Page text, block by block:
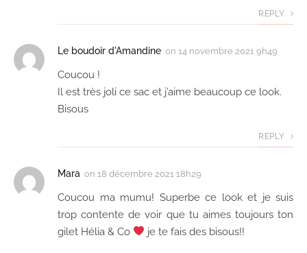
REPLY
Le boudoir d'Amandine on 14 novembre 2021 9h49
Coucou !
Il est très joli ce sac et j’aime beaucoup ce look.
Bisous
REPLY
Mara on 18 décembre 2021 18h29
Coucou ma mumu! Superbe ce look et je suis
trop contente de voir que tu aimes toujours ton
gilet Hélia & Co
je te fais des bisous!!